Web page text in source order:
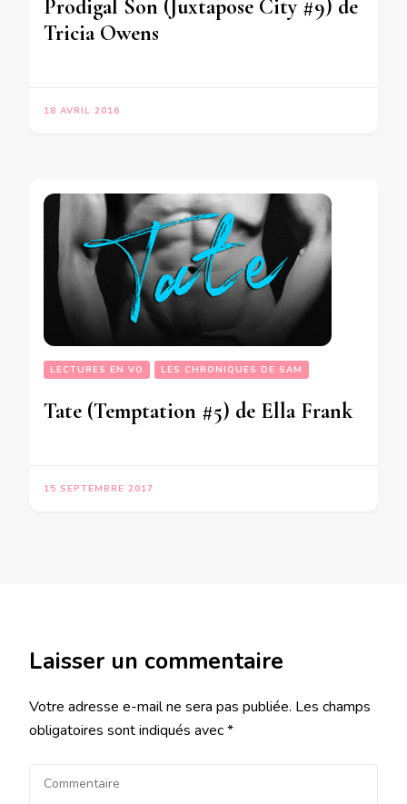
Prodigal Son (Juxtapose City #9) de
Tricia Owens
18 AVRIL 2016
LECTURES EN VO LES CHRONIQUES DE SAM
Tate (Temptation #5) de Ella Frank
15 SEPTEMBRE 2017
Laisser un commentaire
Votre adresse e-mail ne sera pas publiée. Les champs
obligatoires sont indiqués avec*